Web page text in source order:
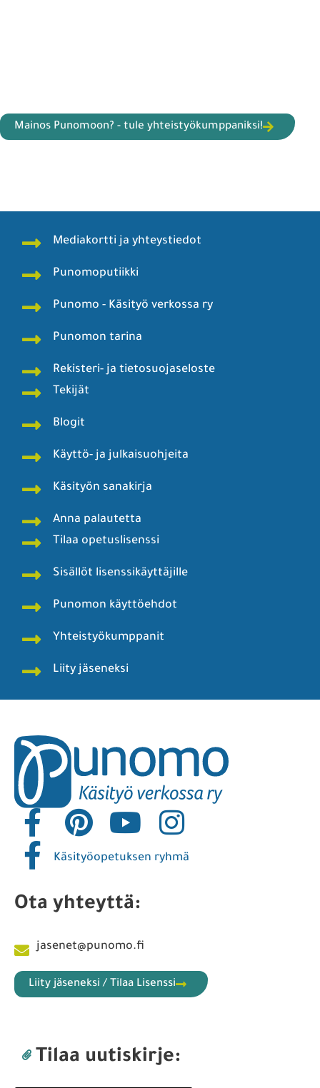
Mainos Punomoon? - tule yhteistyökumppaniksi!
Mediakortti ja yhteystiedot
Punomoputiikki
Punomo - Käsityö verkossa ry
Punomon tarina
Rekisteri- ja tietosuojaseloste
Tekijät
Blogit
Käyttö- ja julkaisuohjeita
Käsityön sanakirja
Anna palautetta
Tilaa opetuslisenssi
Sisällöt lisenssikäyttäjille
Punomon käyttöehdot
Yhteistyökumppanit
Liity jäseneksi
Käsityöopetuksen ryhmä
Ota yhteyttä:
jasenet@punomo.fi
Liity jäseneksi / Tilaa Lisenssi
Tilaa uutiskirje: